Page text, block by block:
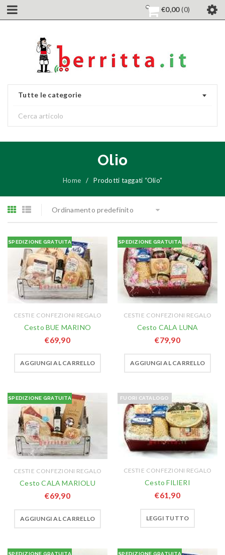
€0,00 0
Tutte le categorie
Olio
Home / Prodotti taggati “Olio”
Ordinamento predefinito
SPEDIZIONE GRATUITA
CESTI E CONFEZIONI REGALO
Cesto BUE MARINO
€69,90
AGGIUNGI AL CARRELLO
SPEDIZIONE GRATUITA
CESTI E CONFEZIONI REGALO
Cesto CALA LUNA
€79,90
AGGIUNGI AL CARRELLO
SPEDIZIONE GRATUITA
CESTI E CONFEZIONI REGALO
Cesto CALA MARIOLU
€69,90
AGGIUNGI AL CARRELLO
FUORI CATALOGO
CESTI E CONFEZIONI REGALO
Cesto FILIERI
€61,90
LEGGI TUTTO